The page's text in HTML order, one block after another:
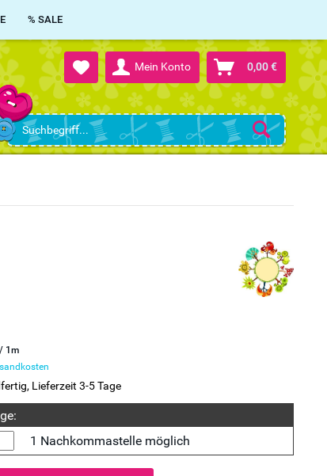
Mein Konto 0,00 €
% SALE
1m
Lieferzeit 3-5 Tage
1 Nachkommastelle möglich